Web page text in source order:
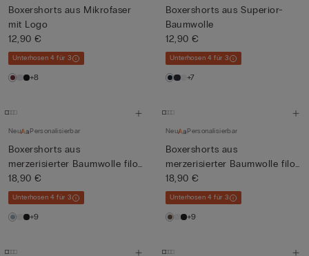
Boxershorts aus Mikrofaser
mit Logo
12,90 €
Unterhosen 4 für 3
+8
Boxershorts aus Superior-
Baumwolle
12,90 €
Unterhosen 4 für 3
+7
Neu Personalisierbar
Boxershorts aus
merzerisierter Baumwolle filo
Prem...
18,90 €
Unterhosen 4 für 3
+9
Neu Personalisierbar
Boxershorts aus
merzerisierter Baumwolle filo
Prem...
18,90 €
Unterhosen 4 für 3
+9